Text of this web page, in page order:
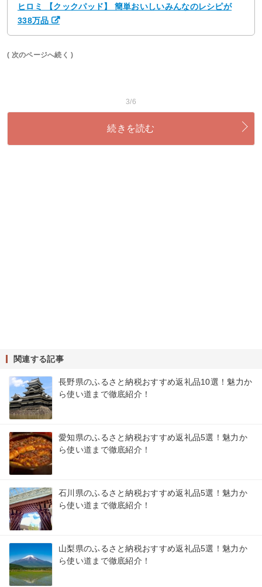
ヒロミ 【クックパッド】 簡単おいしいみんなのレシピが
338万品
( 次のページへ続く )
3/6
続きを読む
関連する記事
長野県のふるさと納税おすすめ返礼品10選！魅力か
ら使い道まで徹底紹介！
愛知県のふるさと納税おすすめ返礼品5選！魅力か
ら使い道まで徹底紹介！
石川県のふるさと納税おすすめ返礼品5選！魅力か
ら使い道まで徹底紹介！
山梨県のふるさと納税おすすめ返礼品5選！魅力か
ら使い道まで徹底紹介！